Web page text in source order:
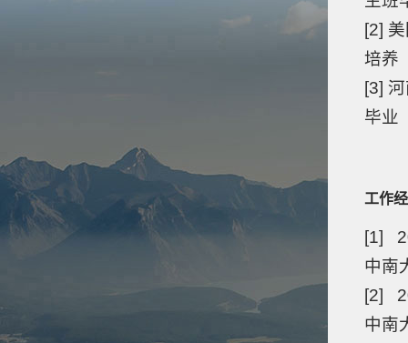
[2]
培养
[3]
毕业
工作
[1]
中南
[2]
中南